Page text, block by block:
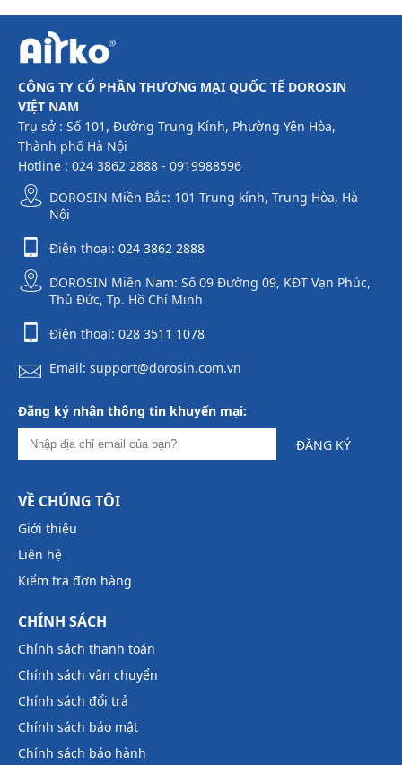
CÔNG TY CỔ PHẦN THƯƠNG MẠI QUỐC TẾ DOROSIN
VIỆT NAM
Trụ sở : Số 101, Đường Trung Kính, Phường Yên Hòa,
Thành phố Hà Nội
Hotline : 024 3862 2888 - 0919988596
DOROSIN Miền Bắc: 101 Trung kính, Trung Hòa, Hà
Nội
Điện thoại: 024 3862 2888
DOROSIN Miền Nam: Số 09 Đường 09, KĐT Vạn Phúc,
Thủ Đức, Tp. Hồ Chí Minh
Điện thoại: 028 3511 1078
Email: support@dorosin.com.vn
Đăng ký nhận thông tin khuyến mại:
ĐĂNG KÝ
VỀ CHÚNG TÔI
Giới thiệu
Liên hệ
Kiểm tra đơn hàng
CHÍNH SÁCH
Chính sách thanh toán
Chính sách vận chuyển
Chính sách đổi trả
Chính sách bảo mật
Chính sách bảo hành